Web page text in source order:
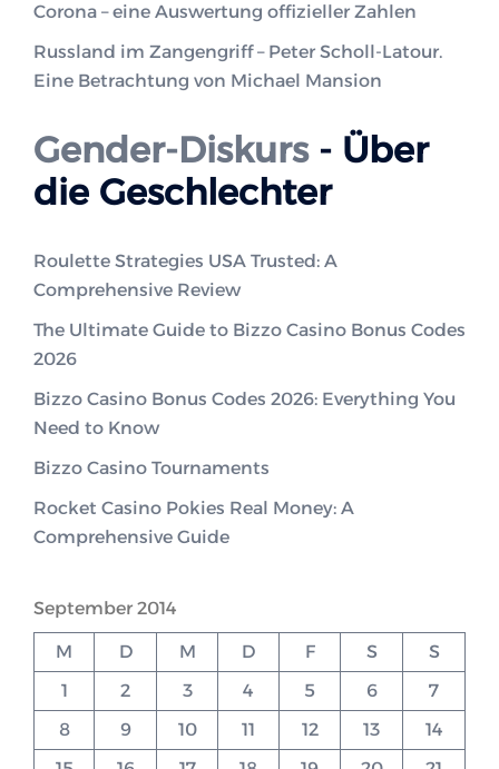
Corona – eine Auswertung offizieller Zahlen
Russland im Zangengriff – Peter Scholl-Latour.
Eine Betrachtung von Michael Mansion
Gender-Diskurs- Über
die Geschlechter
Roulette Strategies USA Trusted: A
Comprehensive Review
The Ultimate Guide to Bizzo Casino Bonus Codes
2026
Bizzo Casino Bonus Codes 2026: Everything You
Need to Know
Bizzo Casino Tournaments
Rocket Casino Pokies Real Money: A
Comprehensive Guide
September 2014
M D M D F S
S
1
2 3 4 5 6
7
8
9 10 11 12 13
14